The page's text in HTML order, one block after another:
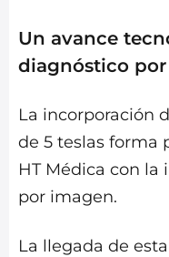
Un avance
diagnóstico
La incorporación
de 5 teslas forma
HT Médica con
por imagen.
La llegada de